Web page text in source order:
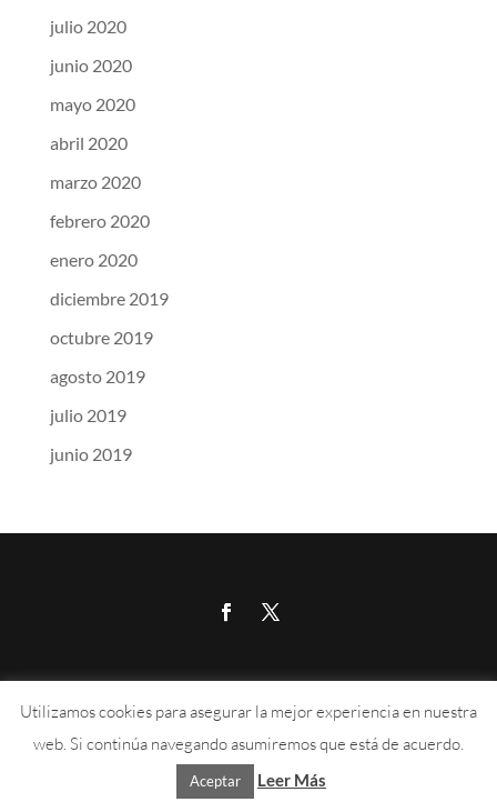
julio 2020
junio 2020
mayo 2020
abril 2020
marzo 2020
febrero 2020
enero 2020
diciembre 2019
octubre 2019
agosto 2019
julio 2019
junio 2019
Calle Aragón 215, 07008, Palma de Mallorca
676 889 102 info@absi.es
Utilizamos cookies para asegurar la mejor experiencia en nuestra
web. Si continúa navegando asumiremos que está de acuerdo.
Aceptar Leer Más